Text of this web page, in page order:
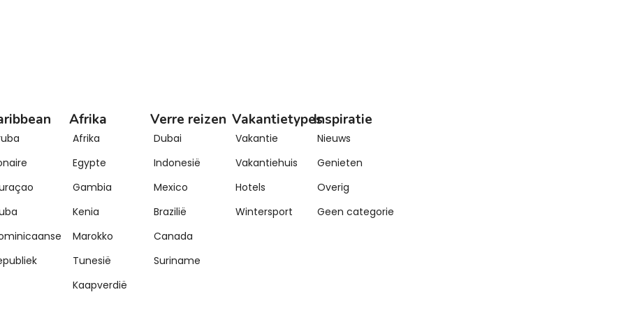
Afrika
Afrika
Egypte
Gambia
Kenia
Marokko
Tunesië
Kaapverdië
Verre reizen
Dubai
Indonesië
Mexico
Brazilië
Canada
Suriname
Vakantietypes
Vakantie
Vakantiehuis
Hotels
Wintersport
Inspiratie
Nieuws
Genieten
Overig
Geen categorie